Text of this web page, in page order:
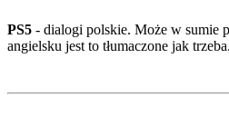
PS5 - dialogi polskie. Może w sumie
angielsku jest to tłumaczone jak trzeba.